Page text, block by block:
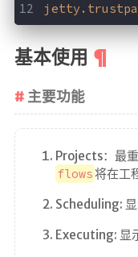
基本使用
主要功能
Projects：最
flows将在工
Scheduling:
Executing: 显